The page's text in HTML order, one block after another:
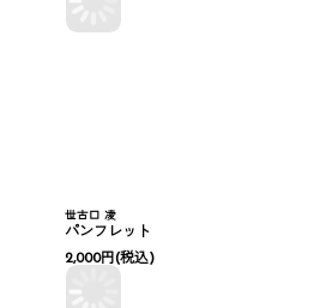
世古口 凌
パンフレット
2,000円(税込)